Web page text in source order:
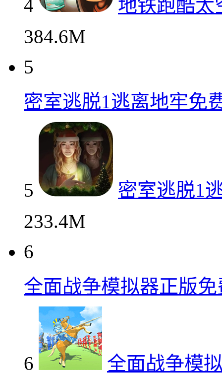
4
地铁跑酷太
384.6M
5
密室逃脱1逃离地牢免
5
密室逃脱1
233.4M
6
全面战争模拟器正版
6
全面战争模